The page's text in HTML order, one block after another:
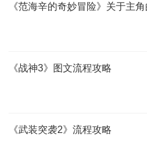
《范海辛的奇妙冒险》关于主
《战神3》图文流程攻略
《武装突袭2》流程攻略